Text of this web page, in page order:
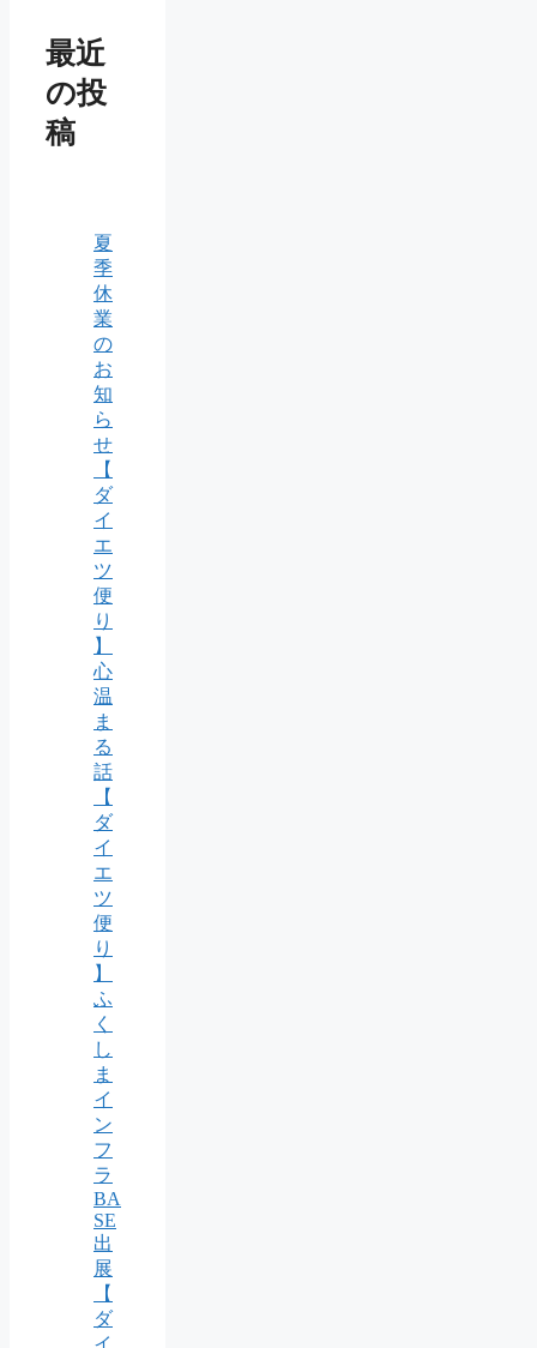
最近
の投
稿
夏
季
休
業
の
お
知
ら
せ
【
ダ
イ
エ
ツ
便
り
】
心
温
ま
る
話
【
ダ
イ
エ
ツ
便
り
】
ふ
く
し
ま
イ
ン
フ
ラ
BA
SE
出
展
【
ダ